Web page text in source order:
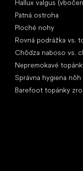
Hallux valgus
Pätná ostroha
Ploché nohy
Rovná podrážka vs.
Chôdza naboso vs.
Nepremokavé
Správna hygiena nôh
Barefoot topánky